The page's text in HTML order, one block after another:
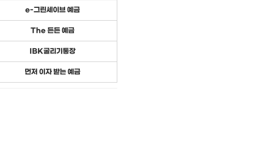
e-그린세이브 예금
The 든든 예금
IBK굴리기통장
먼저 이자 받는 예금